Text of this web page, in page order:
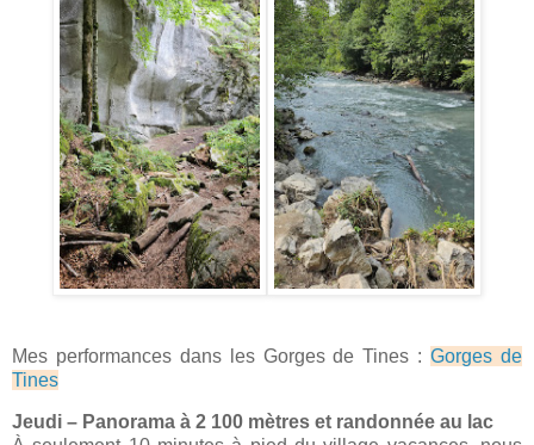
Mes performances dans les Gorges de Tines :Gorges de
Tines
Jeudi – Panorama à 2 100 mètres et randonnée au lac